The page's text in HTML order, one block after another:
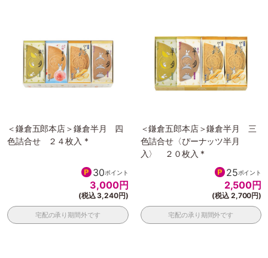
＜鎌倉五郎本店＞鎌倉半月 四
色詰合せ ２４枚入 *
30ポイント
3,000円
(税込 3,240円)
宅配の承り期間外です
＜鎌倉五郎本店＞鎌倉半月 三
色詰合せ〈ぴーナッツ半月
入〉 ２０枚入 *
25ポイント
2,500円
(税込 2,700円)
宅配の承り期間外です